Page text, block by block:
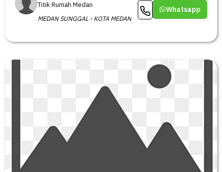
Titik Rumah Medan
MEDAN SUNGGAL - KOTA MEDAN
Whatsapp